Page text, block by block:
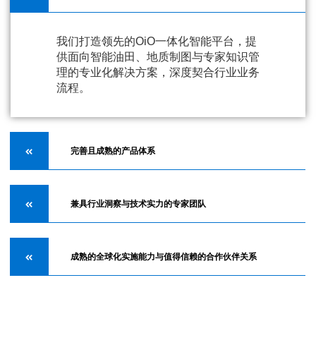
我们打造领先的OiO一体化智能平台，提
供面向智能油田、地质制图与专家知识管
理的专业化解决方案，深度契合行业业务
流程。
完善且成熟的产品体系
兼具行业洞察与技术实力的专家团队
成熟的全球化实施能力与值得信赖的合作伙伴关系